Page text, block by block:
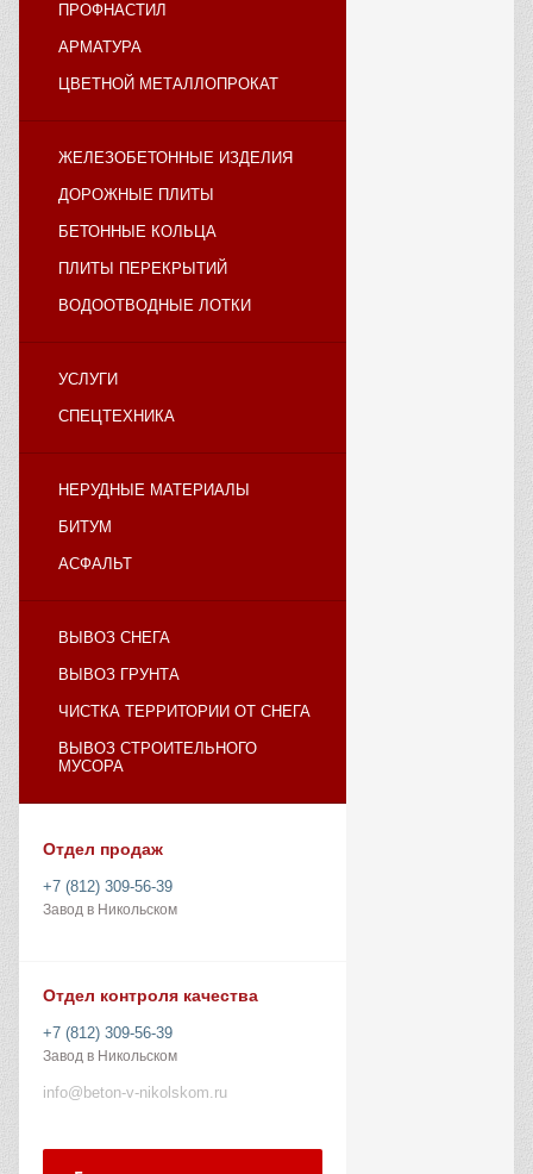
ПРОФНАСТИЛ
АРМАТУРА
ЦВЕТНОЙ МЕТАЛЛОПРОКАТ
ЖЕЛЕЗОБЕТОННЫЕ ИЗДЕЛИЯ
ДОРОЖНЫЕ ПЛИТЫ
БЕТОННЫЕ КОЛЬЦА
ПЛИТЫ ПЕРЕКРЫТИЙ
ВОДООТВОДНЫЕ ЛОТКИ
УСЛУГИ
СПЕЦТЕХНИКА
НЕРУДНЫЕ МАТЕРИАЛЫ
БИТУМ
АСФАЛЬТ
ВЫВОЗ СНЕГА
ВЫВОЗ ГРУНТА
ЧИСТКА ТЕРРИТОРИИ ОТ СНЕГА
ВЫВОЗ СТРОИТЕЛЬНОГО
МУСОРА
Отдел продаж
+7 (812) 309-56-39
Завод в Никольском
Отдел контроля качества
+7 (812) 309-56-39
Завод в Никольском
info@beton-v-nikolskom.ru